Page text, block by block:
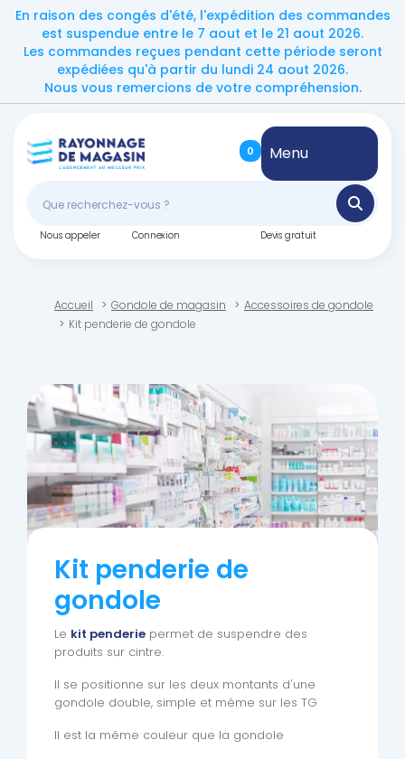
En raison des congés d'été, l'expédition des commandes
est suspendue entre le 7 aout et le 21 aout 2026.
Les commandes reçues pendant cette période seront
expédiées qu'à partir du lundi 24 aout 2026.
Nous vous remercions de votre compréhension.
0 Menu
Nous appeler Connexion Devis gratuit
Accueil Gondole de magasin
Accessoires de gondole
Kit penderie de gondole
Kit penderie de
gondole
Le kit penderie permet de suspendre des
produits sur cintre.
Il se positionne sur les deux montants d'une
gondole double, simple et même sur les TG
Il est la même couleur que la gondole